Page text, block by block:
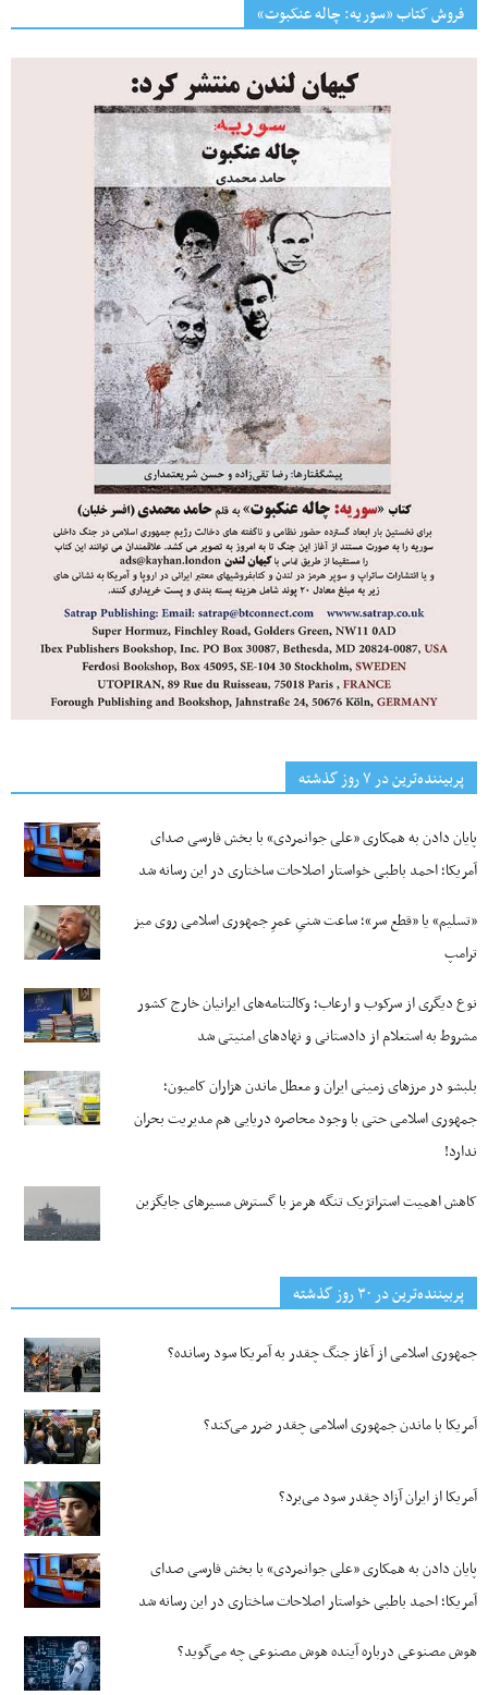
فروش کتاب «سوریه: چاله عنکبوت»
پربیننده‌ترین‌ در ۷ روز گذشته
پایان دادن به همکاری «علی جوانمردی» با بخش فارسی صدای
آمریکا؛ احمد باطبی خواستار اصلاحات ساختاری در این رسانه شد
«تسلیم» یا «قطع سر»؛ ساعت شنیِ عمرِ جمهوری اسلامی روی میز
ترامپ
نوع دیگری از سرکوب و ارعاب؛ وکالتنامه‌های ایرانیان خارج کشور
مشروط به استعلام از دادستانی و نهادهای امنیتی شد
بلبشو در مرزهای زمینی ایران و معطل ماندن هزاران کامیون؛
جمهوری اسلامی حتی با وجود محاصره دریایی هم مدیریت بحران
ندارد!
کاهش اهمیت استراتژیک تنگه‌ هرمز با گسترش مسیرهای جایگزین
پربیننده‌ترین‌ در ۳۰ روز گذشته
جمهوری اسلامی از آغاز جنگ چقدر به آمریکا سود رسانده؟
آمریکا با ماندن جمهوری اسلامی چقدر ضرر می‌کند؟
آمریکا از ایران آزاد چقدر سود می‌برد؟
پایان دادن به همکاری «علی جوانمردی» با بخش فارسی صدای
آمریکا؛ احمد باطبی خواستار اصلاحات ساختاری در این رسانه شد
هوش مصنوعی درباره آینده هوش مصنوعی چه می‌گوید؟